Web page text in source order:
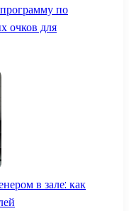
по
очков для
в зале: как